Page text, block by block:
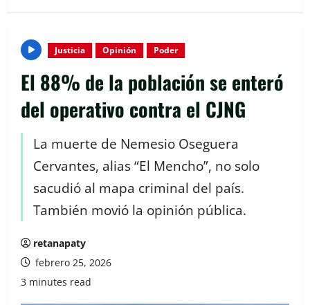
Justicia Opinión Poder
El 88% de la población se enteró
del operativo contra el CJNG
La muerte de Nemesio Oseguera
Cervantes, alias “El Mencho”, no solo
sacudió al mapa criminal del país.
También movió la opinión pública.
retanapaty
febrero 25, 2026
3 minutes read